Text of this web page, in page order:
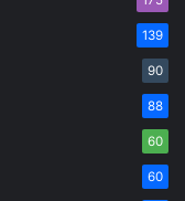
139
90
88
60
60